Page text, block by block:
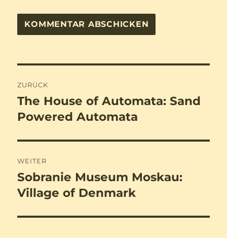
ZURÜCK
Vorheriger
Beitrag:
The House of Automata: Sand
Powered Automata
WEITER
Nächster
Beitrag:
Sobranie Museum Moskau:
Village of Denmark